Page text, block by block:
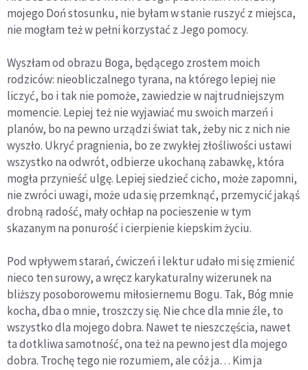
mojego Doń stosunku, nie byłam w stanie ruszyć z miejsca,
nie mogłam też w pełni korzystać z Jego pomocy.
Wyszłam od obrazu Boga, będącego zrostem moich
rodziców: nieobliczalnego tyrana, na którego lepiej nie
liczyć, bo i tak nie pomoże, zawiedzie w najtrudniejszym
momencie. Lepiej też nie wyjawiać mu swoich marzeń i
planów, bo na pewno urządzi świat tak, żeby nic z nich nie
wyszło. Ukryć pragnienia, bo ze zwykłej złośliwości ustawi
wszystko na odwrót, odbierze ukochaną zabawkę, która
mogła przynieść ulgę. Lepiej siedzieć cicho, może zapomni,
nie zwróci uwagi, może uda się przemknąć, przemycić jakąś
drobną radość, mały ochłap na pocieszenie w tym
skazanym na ponurość i cierpienie kiepskim życiu.
Pod wpływem starań, ćwiczeń i lektur udało mi się zmienić
nieco ten surowy, a wręcz karykaturalny wizerunek na
bliższy posoborowemu miłosiernemu Bogu. Tak, Bóg mnie
kocha, dba o mnie, troszczy się. Nie chce dla mnie źle, to
wszystko dla mojego dobra. Nawet te nieszczęścia, nawet
ta dotkliwa samotność, ona też na pewno jest dla mojego
dobra. Trochę tego nie rozumiem, ale cóż ja… Kim ja